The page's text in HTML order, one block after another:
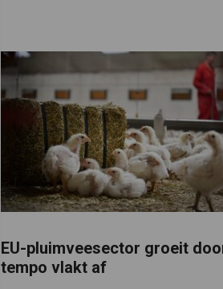
EU-pluimveesector groeit
tempo vlakt af